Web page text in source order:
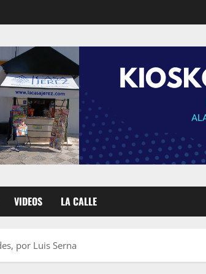
VIDEOS LA CALLE
por Luis Serna